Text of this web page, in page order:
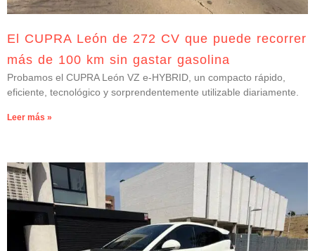
El CUPRA León de 272 CV que puede recorrer
más de 100 km sin gastar gasolina
Probamos el CUPRA León VZ e-HYBRID, un compacto rápido,
eficiente, tecnológico y sorprendentemente utilizable diariamente.
Leer más »